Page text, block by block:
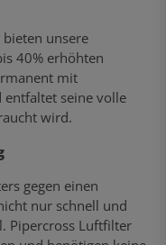
unsere
40% erhöhten
mit
entfaltet seine volle
wird.
gegen einen
nur schnell und
Pipercross Luftfilter